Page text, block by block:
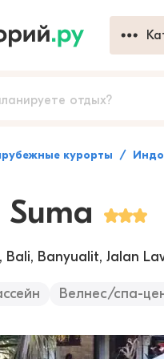
курорты
Bali, Banyualit, Jalan
Велнес/спа-